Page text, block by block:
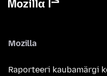
Mozilla
Raporteeri kaubamärgi